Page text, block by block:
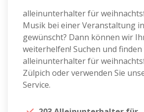
alleinunterhalter für
Musik bei einer Veranstaltung
gewünscht? Dann können wir
weiterhelfen! Suchen und finden
alleinunterhalter für
Zülpich oder verwenden Sie
Service.